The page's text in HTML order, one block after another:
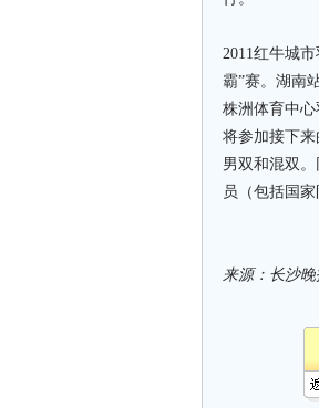
2011红牛城
霸”赛。湖南
株洲体育中
将参加接下来
男双和混双
员（包括国
来源：长沙晚